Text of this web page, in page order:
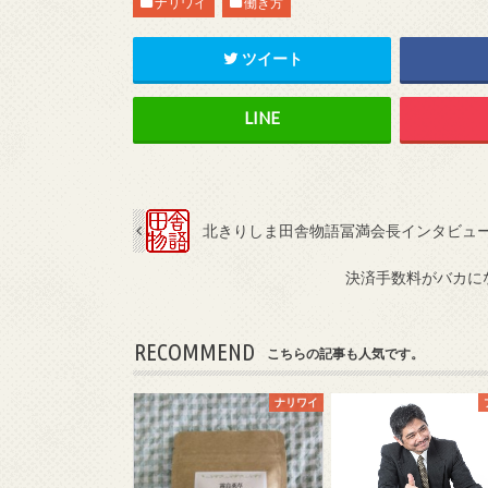
ツイート
北きりしま田舎物語冨満会長インタビュ
決済手数料がバカに
RECOMMEND こちらの記事も人気です。
ナリワイ